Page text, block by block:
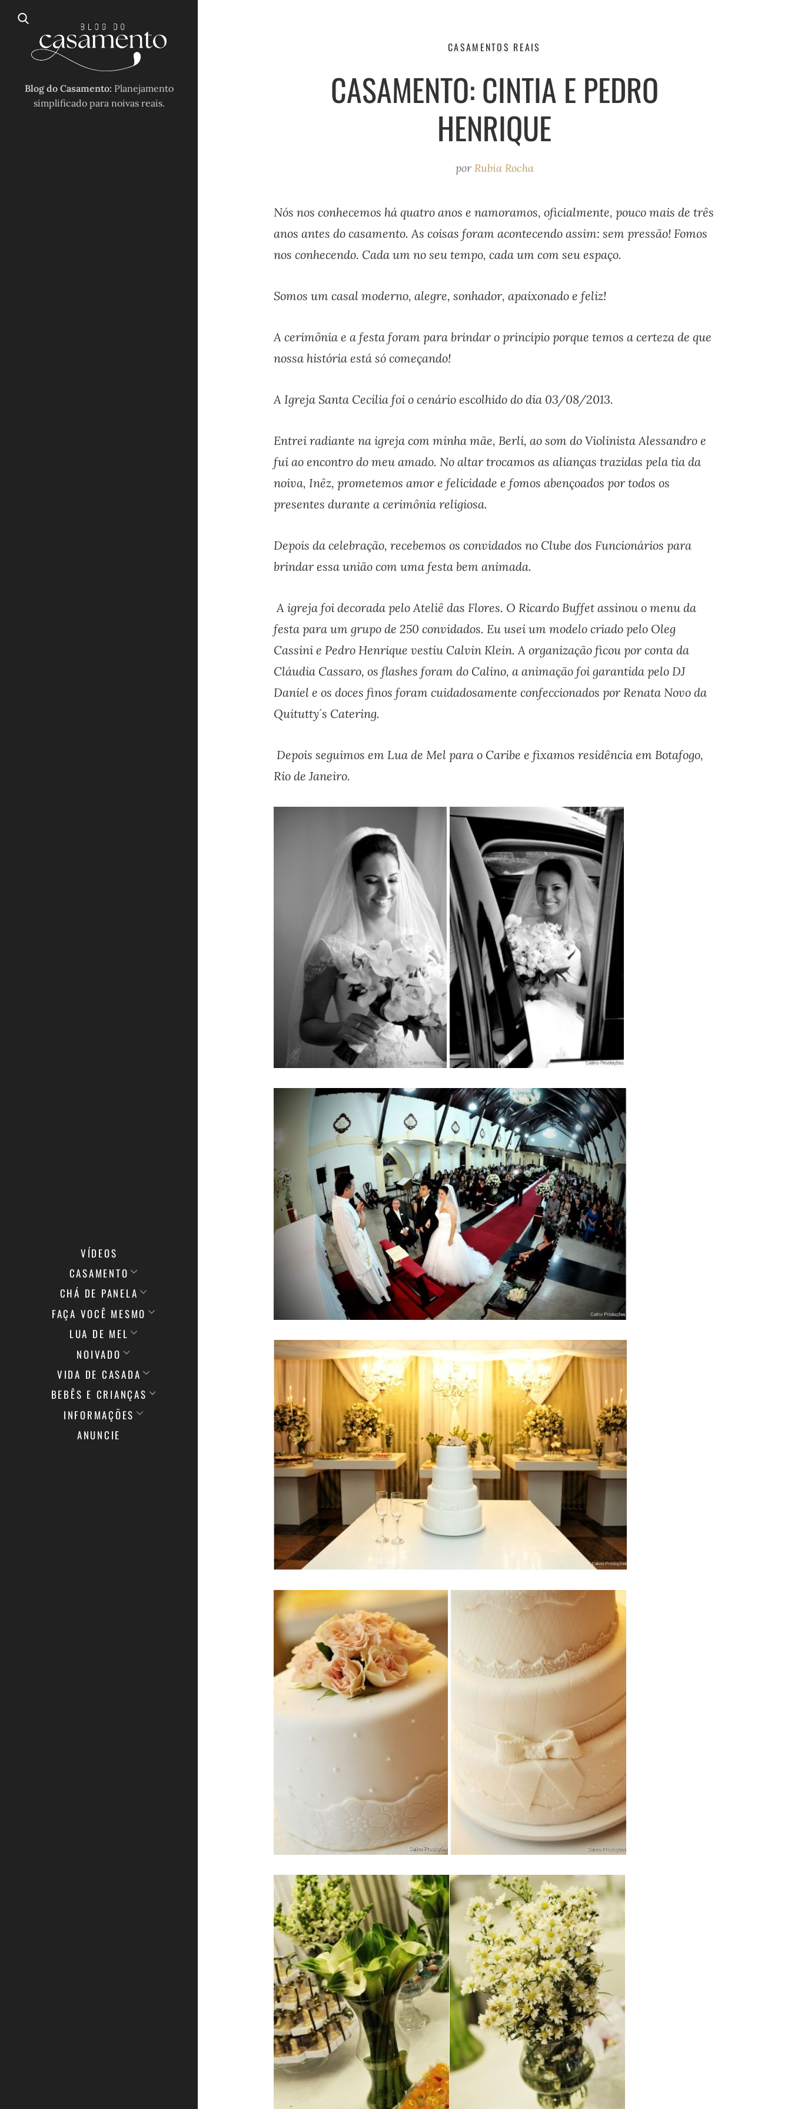
Blog do Casamento: Planejamento
simplificado para noivas reais.
VÍDEOS
CASAMENTO
CHÁ DE PANELA
FAÇA VOCÊ MESMO
LUA DE MEL
NOIVADO
VIDA DE CASADA
BEBÊS E CRIANÇAS
INFORMAÇÕES
ANUNCIE
CASAMENTOS REAIS
CASAMENTO: CINTIA E PEDRO
HENRIQUE
por Rubia Rocha
Nós nos conhecemos há quatro anos e namoramos, oficialmente, pouco mais de três
anos antes do casamento. As coisas foram acontecendo assim: sem pressão! Fomos
nos conhecendo. Cada um no seu tempo, cada um com seu espaço.
Somos um casal moderno, alegre, sonhador, apaixonado e feliz!
A cerimônia e a festa foram para brindar o princípio porque temos a certeza de que
nossa história está só começando!
A Igreja Santa Cecília foi o cenário escolhido do dia 03/08/2013.
Entrei radiante na igreja com minha mãe, Berlí, ao som do Violinista Alessandro e
fui ao encontro do meu amado. No altar trocamos as alianças trazidas pela tia da
noiva, Inêz, prometemos amor e felicidade e fomos abençoados por todos os
presentes durante a cerimônia religiosa.
Depois da celebração, recebemos os convidados no Clube dos Funcionários para
brindar essa união com uma festa bem animada.
A igreja foi decorada pelo Ateliê das Flores. O Ricardo Buffet assinou o menu da
festa para um grupo de 250 convidados. Eu usei um modelo criado pelo Oleg
Cassini e Pedro Henrique vestiu Calvin Klein. A organização ficou por conta da
Cláudia Cassaro, os flashes foram do Calino, a animação foi garantida pelo DJ
Daniel e os doces finos foram cuidadosamente confeccionados por Renata Novo da
Quitutty´s Catering.
Depois seguimos em Lua de Mel para o Caribe e fixamos residência em Botafogo,
Rio de Janeiro.